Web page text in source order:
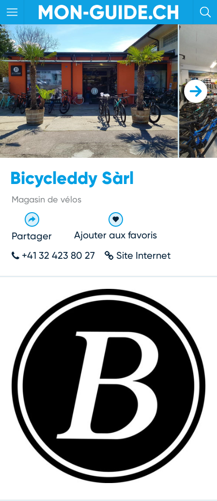
Bicycleddy Sàrl
Magasin de vélos
Partager
Ajouter aux favoris
+41 32 423 80 27
Site Internet